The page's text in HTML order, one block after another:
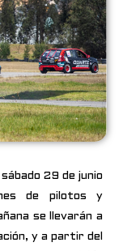
29 de junio
de pilotos y
se llevarán a
y a partir del